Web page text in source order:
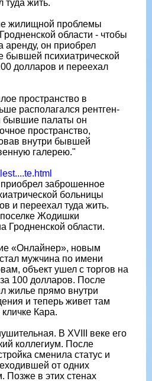
туда жить.
жилищной проблемы
области - чтобы
аренду, он приобрел
бывшей психиатрической
долларов и переехал
пространство в
располагался рентген-
бывшие палаты он
пространство,
внутри бывшей
галерею."
заброшенное
больницы
и переехал туда жить.
Жодишки
Гродненской области.
«Онлайнер», новым
мужчина по имени
объект ушел с торгов на
100 долларов. После
жилье прямо внутри
и теперь живет там
Кара.
В XVIII веке его
коллегиум. После
сменила статус и
от одних
Позже в этих стенах